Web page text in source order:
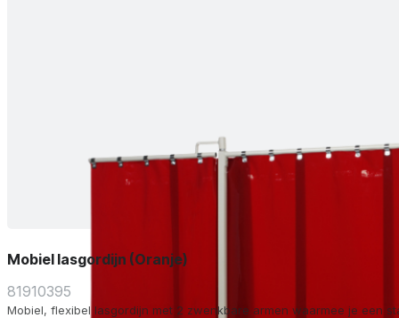
Mobiel lasgordijn (Oranje)
81910395
Mobiel, flexibel lasgordijn met 2 zwenkbare armen waarmee je een